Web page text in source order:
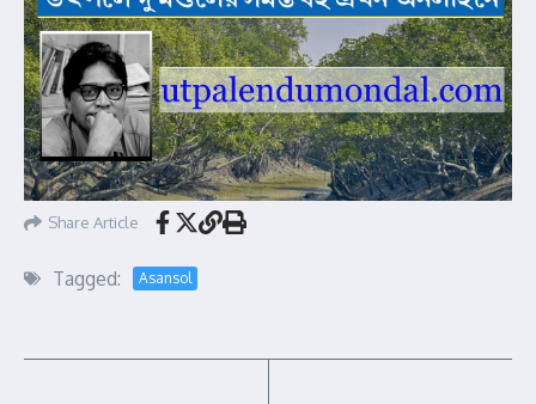
Share Article
Tagged: Asansol